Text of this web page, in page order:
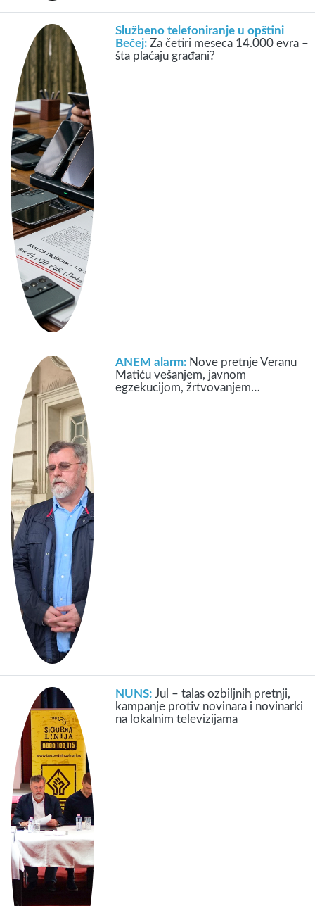
Službeno telefoniranje u opštini
Bečej:Za četiri meseca 14.000 evra –
šta plaćaju građani?
ANEM alarm: Nove pretnje Veranu
Matiću vešanjem, javnom
egzekucijom, žrtvovanjem…
NUNS:Jul – talas ozbiljnih pretnji,
kampanje protiv novinara i novinarki
na lokalnim televizijama